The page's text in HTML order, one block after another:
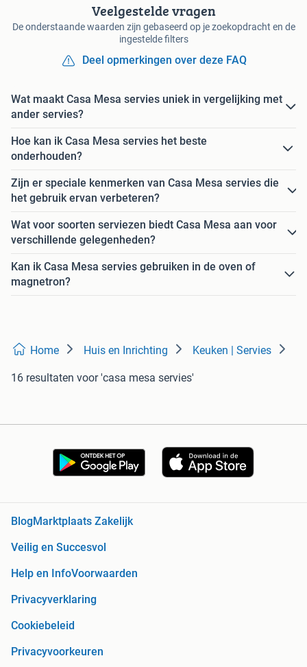
Veelgestelde vragen
De onderstaande waarden zijn gebaseerd op je zoekopdracht en de
ingestelde filters
Deel opmerkingen over deze FAQ
Wat maakt Casa Mesa servies uniek in vergelijking met
ander servies?
Hoe kan ik Casa Mesa servies het beste
onderhouden?
Zijn er speciale kenmerken van Casa Mesa servies die
het gebruik ervan verbeteren?
Wat voor soorten serviezen biedt Casa Mesa aan voor
verschillende gelegenheden?
Kan ik Casa Mesa servies gebruiken in de oven of
magnetron?
Home Huis en Inrichting Keuken | Servies
16 resultaten voor 'casa mesa servies'
Blog Marktplaats Zakelijk
Veilig en Succesvol
Help en InfoVoorwaarden
Privacyverklaring
Cookiebeleid
Privacyvoorkeuren